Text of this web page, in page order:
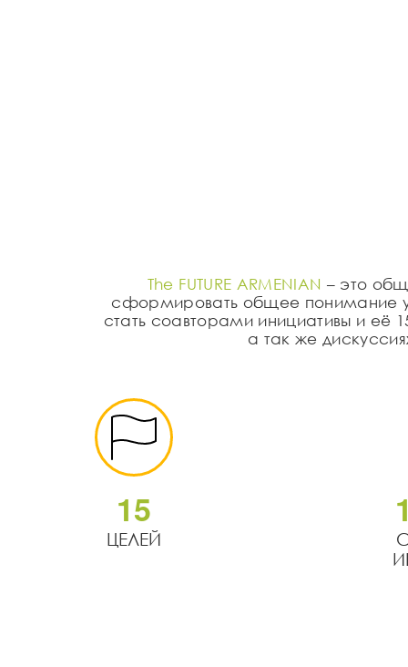
The FUTURE ARMENIAN – это
сформировать общее понимание
стать соавторами инициативы и её
а так же
15
ЦЕЛЕЙ